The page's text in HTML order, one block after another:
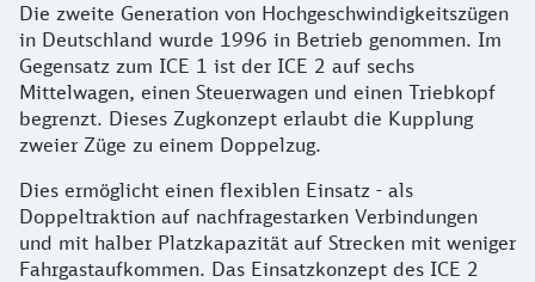
Die zweite Generation von Hochgeschwindigkeitszügen
in Deutschland wurde 1996 in Betrieb genommen. Im
Gegensatz zum ICE 1 ist der ICE 2 auf sechs
Mittelwagen, einen Steuerwagen und einen Triebkopf
begrenzt. Dieses Zugkonzept erlaubt die Kupplung
zweier Züge zu einem Doppelzug.
Dies ermöglicht einen flexiblen Einsatz - als
Doppeltraktion auf nachfragestarken Verbindungen
und mit halber Platzkapazität auf Strecken mit weniger
Fahrgastaufkommen. Das Einsatzkonzept des ICE 2